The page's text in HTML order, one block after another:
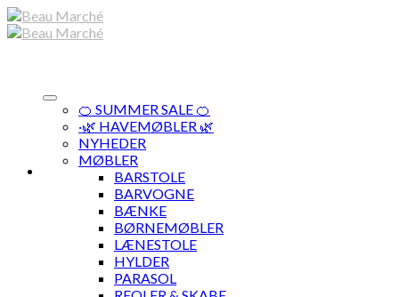
Skip
to
🍊 SUMMER SALE 🍊
·🌿 HAVEMØBLER 🌿
NYHEDER
MØBLER
BARSTOLE
BARVOGNE
BÆNKE
BØRNEMØBLER
LÆNESTOLE
HYLDER
PARASOL